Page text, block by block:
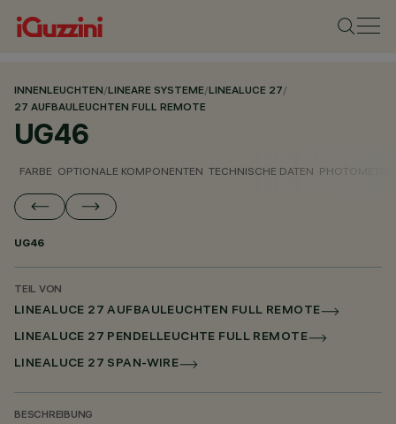
INNENLEUCHTEN/LINEARE SYSTEME/LINEALUCE 27/
27 AUFBAULEUCHTEN FULL REMOTE
UG46
FARBE OPTIONALE KOMPONENTEN TECHNISCHE DATEN
UG46
TEIL VON
LINEALUCE 27 AUFBAULEUCHTEN FULL REMOTE
LINEALUCE 27 PENDELLEUCHTE FULL REMOTE
LINEALUCE 27 SPAN-WIRE
BESCHREIBUNG